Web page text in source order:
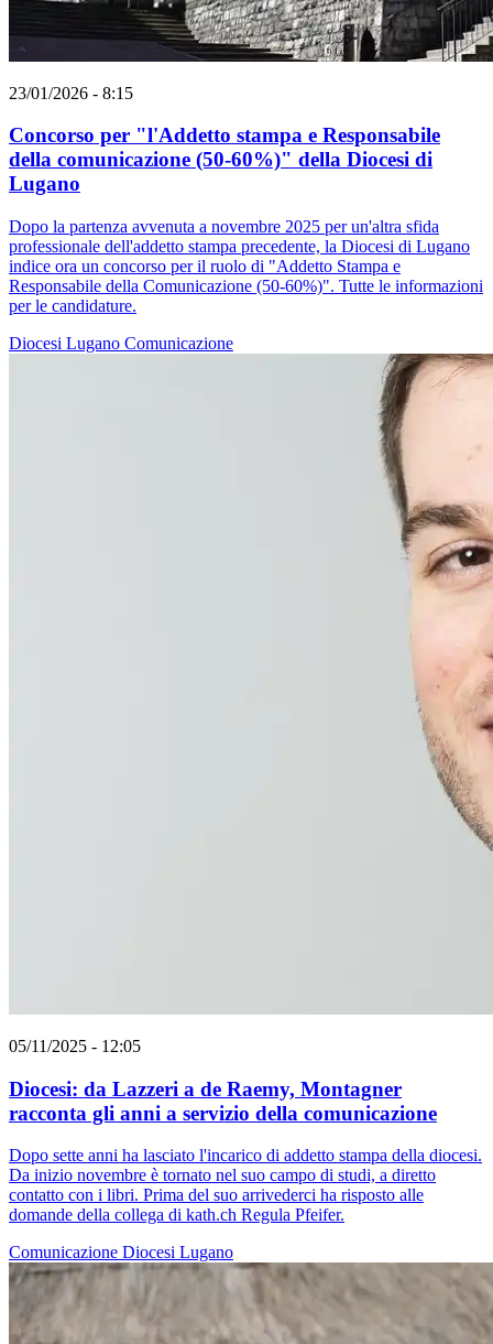
23/01/2026 - 8:15
Concorso per "l'Addetto stampa e Responsabile
della comunicazione (50-60%)" della Diocesi di
Lugano
Dopo la partenza avvenuta a novembre 2025 per un'altra sfida
professionale dell'addetto stampa precedente, la Diocesi di Lugano
indice ora un concorso per il ruolo di "Addetto Stampa e
Responsabile della Comunicazione (50-60%)". Tutte le informazioni
per le candidature.
Diocesi Lugano Comunicazione
05/11/2025 - 12:05
Diocesi: da Lazzeri a de Raemy, Montagner
racconta gli anni a servizio della comunicazione
Dopo sette anni ha lasciato l'incarico di addetto stampa della diocesi.
Da inizio novembre è tornato nel suo campo di studi, a diretto
contatto con i libri. Prima del suo arrivederci ha risposto alle
domande della collega di kath.ch Regula Pfeifer.
Comunicazione Diocesi Lugano